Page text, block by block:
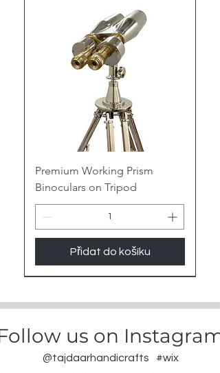
Premium Working Prism
Binoculars on Tripod
Přidat do košíku
us on Instagram
#wix
@tajdaarhandicrafts